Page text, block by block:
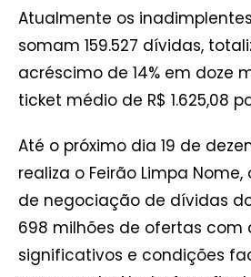
Atualmente os
somam 159.527 dívidas,
acréscimo de 14% em doze
ticket médio de R$ 1.625,08
Até o próximo dia 19 de
realiza o Feirão Limpa
de negociação de dívidas
698 milhões de ofertas com
significativos e condições